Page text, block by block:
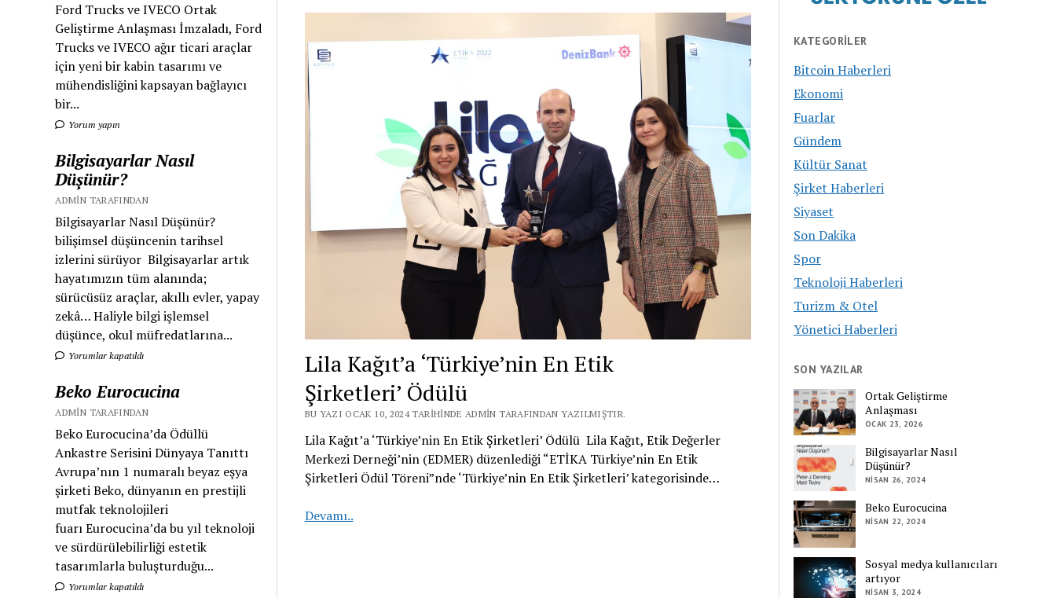
Ford Trucks ve IVECO Ortak
Geliştirme Anlaşması İmzaladı, Ford
Trucks ve IVECO ağır ticari araçlar
için yeni bir kabin tasarımı ve
mühendisliğini kapsayan bağlayıcı
bir...
Yorum yapın
Bilgisayarlar Nasıl
Düşünür?
ADMIN TARAFINDAN
Bilgisayarlar Nasıl Düşünür?
bilişimsel düşüncenin tarihsel
izlerini sürüyor Bilgisayarlar artık
hayatımızın tüm alanında;
sürücüsüz araçlar, akıllı evler, yapay
zekâ… Haliyle bilgi işlemsel
düşünce, okul müfredatlarına...
Yorumlar kapatıldı
Beko Eurocucina
ADMIN TARAFINDAN
Beko Eurocucina’da Ödüllü
Ankastre Serisini Dünyaya Tanıttı
Avrupa’nın 1 numaralı beyaz eşya
şirketi Beko, dünyanın en prestijli
mutfak teknolojileri
fuarı Eurocucina’da bu yıl teknoloji
ve sürdürülebilirliği estetik
tasarımlarla buluşturduğu...
Yorumlar kapatıldı
Lila Kağıt’a ‘Türkiye’nin En Etik
Şirketleri’ Ödülü
BU YAZI OCAK 10, 2024 TARIHINDE ADMIN TARAFINDAN YAZILMIŞTIR.
Lila Kağıt’a ‘Türkiye’nin En Etik Şirketleri’ Ödülü Lila Kağıt, Etik Değerler
Merkezi Derneği’nin (EDMER) düzenlediği “ETİKA Türkiye’nin En Etik
Şirketleri Ödül Töreni”nde ‘Türkiye’nin En Etik Şirketleri’ kategorisinde…
Devamı..Lila
KATEGORILER
Bitcoin Haberleri
Ekonomi
Fuarlar
Gündem
Kültür Sanat
Şirket Haberleri
Siyaset
Son Dakika
Spor
Teknoloji Haberleri
Turizm & Otel
Yönetici Haberleri
SON YAZILAR
Ortak Geliştirme
Anlaşması
OCAK 23, 2026
Bilgisayarlar Nasıl
Düşünür?
NISAN 26, 2024
Beko Eurocucina
NISAN 22, 2024
Sosyal medya kullanıcıları
artıyor
NISAN 3, 2024